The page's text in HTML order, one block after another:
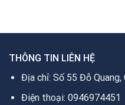
THÔNG TIN LIÊN HỆ
Địa chỉ: Số 55 Đỗ Quang,
Điện thoại: 0946974451